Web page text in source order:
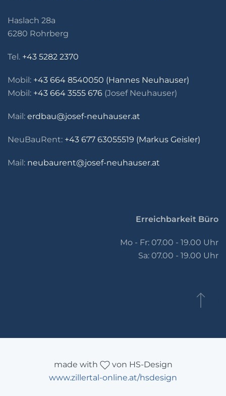
Haslach 28a
6280 Rohrberg
Tel. +43 5282 2370
Mobil: +43 664 8540050 (Hannes Neuhauser)
Mobil: +43 664 3555 676 (Josef Neuhauser)
Mail: erdbau@josef-neuhauser.at
NeuBauRent: +43 677 63055519 (Markus Geisler)
Mail: neubaurent@josef-neuhauser.at
Erreichbarkeit Büro
Mo - Fr: 07.00 - 19.00 Uhr
Sa: 07.00 - 19.00 Uhr
made with
von HS-Design
www.zillertal-online.at/hsdesign